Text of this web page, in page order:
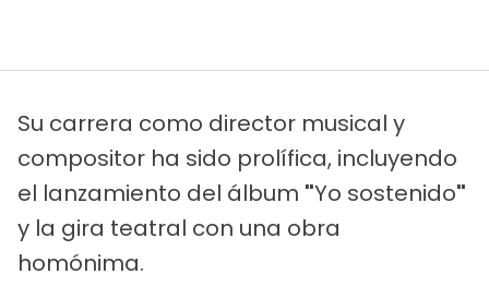
Su carrera como director musical y
compositor ha sido prolífica, incluyendo
el lanzamiento del álbum "Yo sostenido"
y la gira teatral con una obra
homónima.